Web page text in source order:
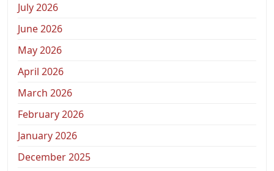
July 2026
June 2026
May 2026
April 2026
March 2026
February 2026
January 2026
December 2025